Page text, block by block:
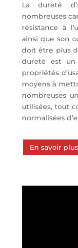
La dureté
nombreuses
résistance à
ainsi que son
doit être plus
dureté est
propriétés
moyens à
nombreuses
utilisées, tout
normalisées
En savoir plus